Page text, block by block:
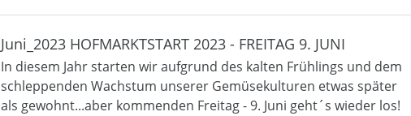
Juni_2023 HOFMARKTSTART 2023 - FREITAG 9. JUNI
In diesem Jahr starten wir aufgrund des kalten Frühlings und dem
schleppenden Wachstum unserer Gemüsekulturen etwas später
als gewohnt...aber kommenden Freitag - 9. Juni geht´s wieder los!